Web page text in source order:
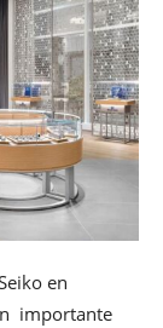
en
importante